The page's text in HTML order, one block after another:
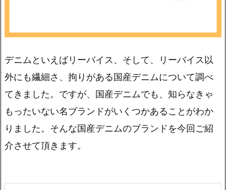
デニムといえばリーバイス、そして、リーバイス以
外にも繊細さ、拘りがある国産デニムについて調べ
てきました。ですが、国産デニムでも、知らなきゃ
もったいない名ブランドがいくつかあることがわか
りました。そんな国産デニムのブランドを今回ご紹
介させて頂きます。